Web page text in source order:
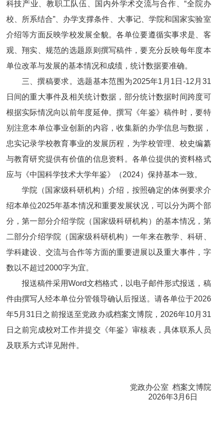
科技产业、教职工队伍、国内外学术交流与合作、“全院办
校、所系结合”、办学支撑条件、大事记、学院和国家实验室
介绍等方面反映学校发展全貌。各单位要遵循实事求是、客
观、翔实、规范的选题原则撰写稿件，要充分反映每年度本
单位改革与发展的基本情况和成绩，统计数据要准确。
三、撰稿要求。选题基本范围为2025年1 月 1 日 -12 月 31
日间的重大事件及相关统计数据，部分统计数据时间跨度可
根据实际情况向以前年度延伸。撰写《年鉴》稿件时，要特
别注意本单位事业创新的内容，收集新的办学信息与数据，
忠实记录学校教育事业的发展历程，为学校管理、校史编纂
与教育研究提供有价值的信息资料。各单位提供的资料格式
应与《中国科学技术大学年鉴》（2024）保持基本一致。
学院（国家级科研机构）介绍，按照确定的体例要求介
绍本单位2025年基本情况和重要发展状况，可以分为两个部
分，第一部分介绍学院（国家级科研机构）的基本情况，第
二部分介绍学院（国家级科研机构）一年来在教学、科研、
学科建设、交流与合作等方面的重要进展以及重大事件，字
数以不超过2000字为宜。
报送稿件采用Word文档格式，以电子邮件形式报送，稿
件由撰写人经本单位分管领导确认后报送。请各单位于2026
年5月31 日之前报送至党政办或档案文博院， 2026年10月 31
日之前完成校对工作并提交《年鉴》审核表，具体联系人员
及联系方式详见附件。
党政办公室 档案文博院
2026年3月6日